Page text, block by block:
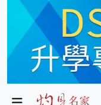
政局